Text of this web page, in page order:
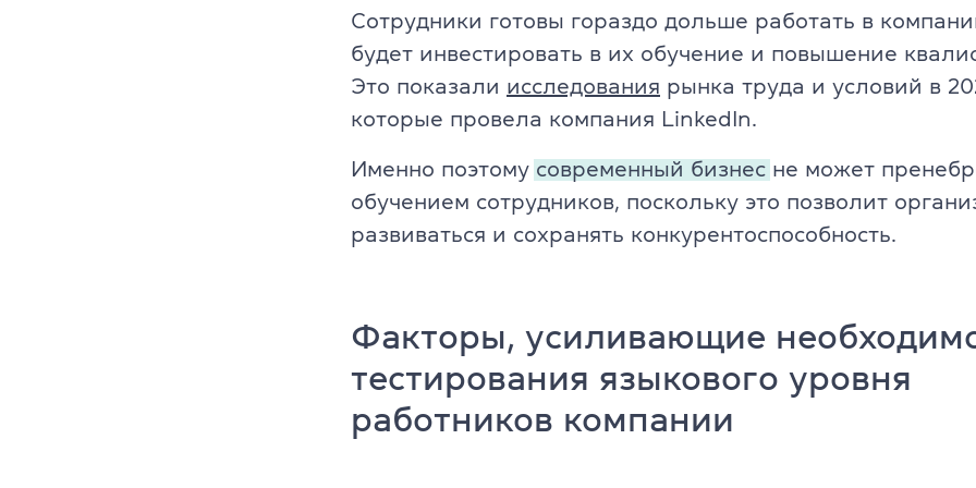
IELTS
НМТ
Young Learners (для детей)
FCE, CAE, CPE (для взрослых)
TKT (для преподавателей)
Английский для детей 11-12
Летний экспресс-курс для
Все модули DELTA
DELTA Module 1
DELTA Module 3
Подготовка к TKT
Сотрудники готовы гораздо дольше работать в
будет инвестировать в их обучение и повышение
Это показали исследования рынка труда и условий в
которые провела компания LinkedIn.
Именно поэтому современный бизнес не может
обучением сотрудников, поскольку это позволит
развиваться и сохранять конкурентоспособность.
Факторы, усиливающие
тестирования языкового уровня
работников компании